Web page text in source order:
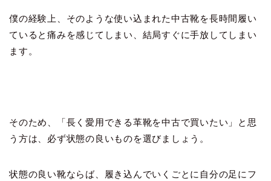
僕の経験上、そのような使い込まれた中古靴を長時間履い
ていると痛みを感じてしまい、結局すぐに手放してしまい
ます。
そのため、「長く愛用できる革靴を中古で買いたい」と思
う方は、必ず状態の良いものを選びましょう。
状態の良い靴ならば、履き込んでいくごとに自分の足にフ